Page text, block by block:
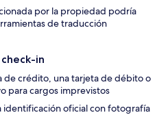
por la propiedad podría
de traducción
in
de crédito, una tarjeta de débito o
para cargos imprevistos
identificación oficial con fotografía